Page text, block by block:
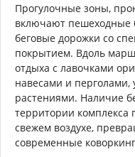
Прогулочные зоны,
включают пешеходные
беговые дорожки со
покрытием. Вдоль
отдыха с лавочками
навесами и
растениями. Наличие
территории комплекса
свежем воздухе,
современные